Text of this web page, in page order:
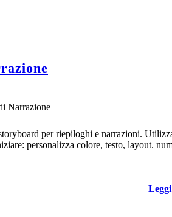
Narrazione
per riepiloghi e narrazioni.
personalizza colore, testo, layout.